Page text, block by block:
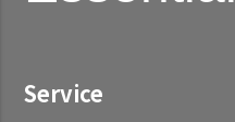
Service